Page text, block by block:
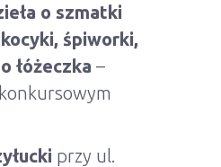
o szmatki
śpiworki,
łóżeczka –
przy ul.